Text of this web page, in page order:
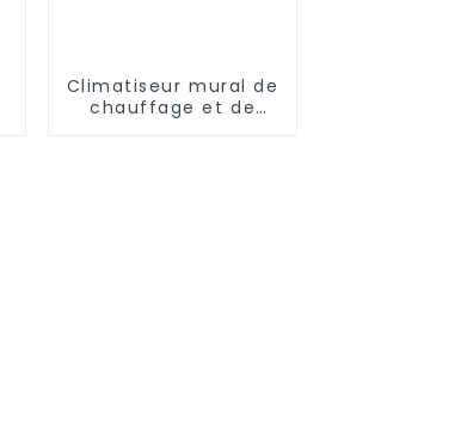
Climatiseur mural de
chauffage et de